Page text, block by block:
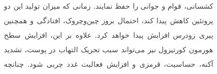
کشسانی، قوام و جوانی را حفظ نمایند. زمانی که میزان تولید این دو
پروتئین کاهش پیدا کند، احتمال بروز چین‌وچروک، افتادگی و همچنین
پیری زودرس افزایش پیدا خواهد کرد. علاوه بر این، افزایش سطح
هورمون کورتیزول نیز می‌تواند سبب تحریک التهاب در پوست، تشدید
آکنه، حساسیت، قرمزی و افزایش فعالیت غدد چربی شود. چنانچه